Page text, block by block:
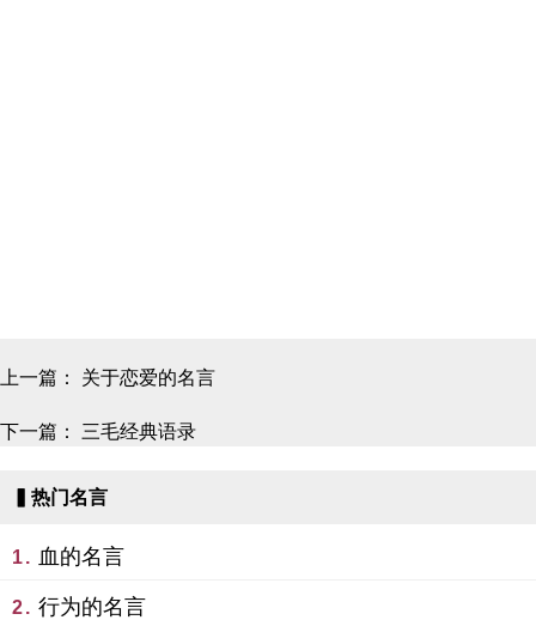
上一篇： 关于恋爱的名言
下一篇： 三毛经典语录
▍热门名言
1. 血的名言
2. 行为的名言